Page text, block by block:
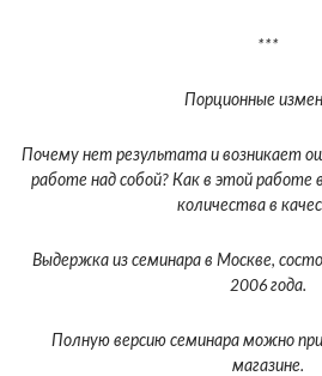
***
Порционные
Почему нет результата и возникает
работе над собой? Как в этой работе
количества в
Выдержка из семинара в Москве,
2006 года.
Полную версию семинара можно
магазине.